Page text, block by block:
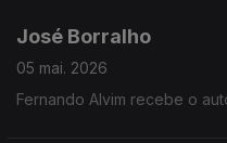
José Borralho
05 mai. 2026
Fernando Alvim recebe o